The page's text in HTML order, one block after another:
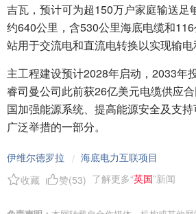
吉瓦，预计可为超150万户家庭输送足
约640公里，含530公里海底电缆和
站用于交流电和直流电转换以实现输电
主工程建设预计2028年启动，2033年
睿司曼公司此前获26亿美元电缆供应
国加强能源系统、提高能源安全及支
广泛举措的一部分。
伊维尔德罗拉 / 海底电力互联项目
收藏
赞(53) 了解更多“英国”新闻